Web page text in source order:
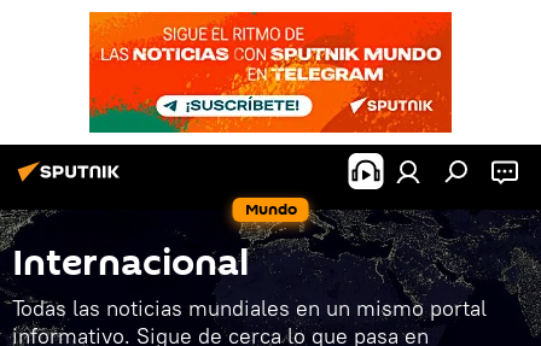
Mundo
Internacional
Todas las noticias mundiales en un mismo portal
informativo. Sigue de cerca lo que pasa en